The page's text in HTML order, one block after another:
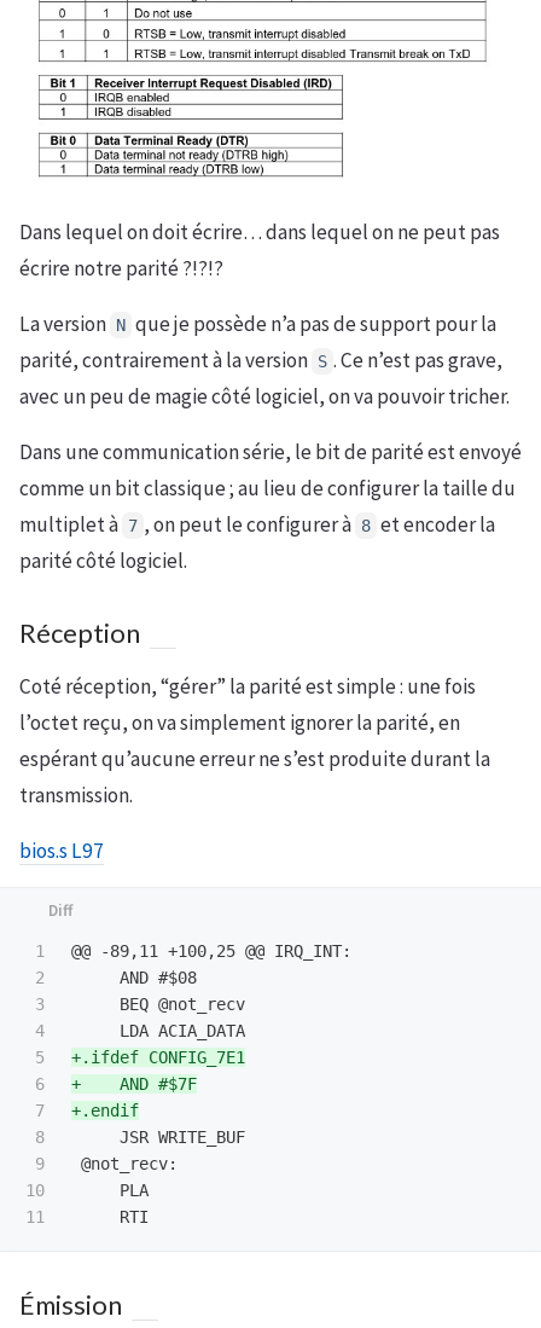
Dans lequel on doit écrire… dans lequel on ne peut pas
écrire notre parité ?!?!?
La version N que je possède n’a pas de support pour la
parité, contrairement à la version S . Ce n’est pas grave,
avec un peu de magie côté logiciel, on va pouvoir tricher.
Dans une communication série, le bit de parité est envoyé
comme un bit classique ; au lieu de configurer la taille du
multiplet à 7 , on peut le configurer à 8 et encoder la
parité côté logiciel.
Réception
Coté réception, “gérer” la parité est simple : une fois
l’octet reçu, on va simplement ignorer la parité, en
espérant qu’aucune erreur ne s’est produite durant la
transmission.
bios.s L97
1
2
3
4
5
6
7
8
9
10
@@ -89,11 +100,25 @@ IRQ_INT:
     AND #$08
     BEQ @not_recv
+.ifdef CONFIG_7E1
+    AND #$7F
     JSR WRITE_BUF
@not_recv:
     PLA
Émission